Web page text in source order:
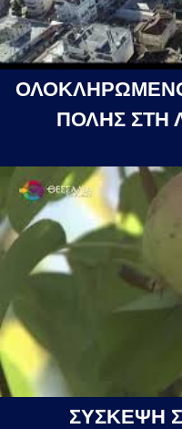
ΠΟΛΗΣ ΣΤΗ
ΣΥΣΚΕΨΗ